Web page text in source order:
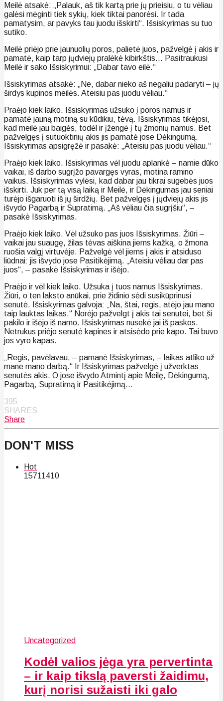
Meilė atsakė: „Palauk, aš tik kartą prie jų prieisiu, o tu vėliau
galėsi mėginti tiek sykių, kiek tiktai panorėsi. Ir tada
pamatysim, ar pavyks tau juodu išskirti“. Išsiskyrimas su tuo
sutiko.
Meilė priėjo prie jaunuolių poros, palietė juos, pažvelgė į akis ir
pamatė, kaip tarp jųdviejų pralėkė kibirkštis… Pasitraukusi
Meilė ir sako Išsiskyrimui: „Dabar tavo eilė.“
Išsiskyrimas atsakė: „Ne, dabar nieko aš negaliu padaryti – jų
širdys kupinos meilės. Ateisiu pas juodu vėliau.“
Praėjo kiek laiko. Išsiskyrimas užsuko į poros namus ir
pamatė jauną motiną su kūdikiu, tėvą. Išsiskyrimas tikėjosi,
kad meilė jau baigės, todėl ir įžengė į tų žmonių namus. Bet
pažvelgęs į sutuoktinių akis jis pamatė jose Dėkingumą.
Išsiskyrimas apsigręžė ir pasakė: „Ateisiu pas juodu vėliau.“
Praėjo kiek laiko. Išsiskyrimas vėl juodu aplankė – namie dūko
vaikai, iš darbo sugrįžo pavargęs vyras, motina ramino
vaikus. Išsiskyrimas vylėsi, kad dabar jau tikrai sugebės juos
išskirti. Juk per tą visą laiką ir Meilė, ir Dėkingumas jau seniai
turėjo išgaruoti iš jų širdžių. Bet pažvelgęs į jųdviejų akis jis
išvydo Pagarbą ir Supratimą. „Aš vėliau čia sugrįšiu“, –
pasakė Išsiskyrimas.
Praėjo kiek laiko. Vėl užsuko pas juos Išsiskyrimas. Žiūri –
vaikai jau suaugę, žilas tėvas aiškina jiems kažką, o žmona
ruošia valgį virtuvėje. Pažvelgė vėl jiems į akis ir atsiduso
liūdnai: jis išvydo jose Pasitikėjimą. „Ateisiu vėliau dar pas
juos“, – pasakė Išsiskyrimas ir išėjo.
Praėjo ir vėl kiek laiko. Užsuka į tuos namus Išsiskyrimas.
Žiūri, o ten laksto anūkai, prie židinio sėdi susikūprinusi
senutė. Išsiskyrimas galvoja: „Na, štai, regis, atėjo jau mano
taip lauktas laikas.“ Norėjo pažvelgt į akis tai senutei, bet ši
pakilo ir išėjo iš namo. Išsiskyrimas nusekė jai iš paskos.
Netrukus priėjo senutė kapines ir atsisėdo prie kapo. Tai buvo
jos vyro kapas.
„Regis, pavėlavau, – pamanė Išsiskyrimas, – laikas atliko už
mane mano darbą.“ Ir Išsiskyrimas pažvelgė į užverktas
senutės akis. O jose išvydo Atmintį apie Meilę, Dėkingumą,
Pagarbą, Supratimą ir Pasitikėjimą…
395
SHARES
Share
DON'T MISS
Hot
15711410
Uncategorized
Kodėl valios jėga yra pervertinta
– ir kaip tikslą paversti žaidimu,
kurį norisi sužaisti iki galo